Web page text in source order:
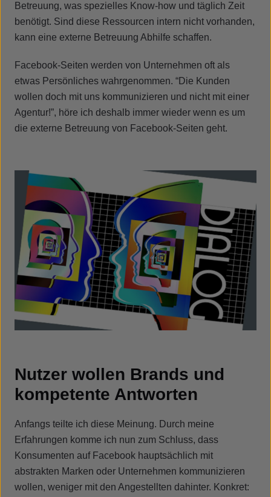
Betreuung, was spezielles Know-how und täglich Zeit
benötigt. Sind diese Ressourcen intern nicht vorhanden,
kann eine externe Betreuung Abhilfe schaffen.
Facebook-Seiten werden von Unternehmen oft als
etwas Persönliches wahrgenommen. “Die Kunden
wollen doch mit uns kommunizieren und nicht mit einer
Agentur!”, höre ich deshalb immer wieder wenn es um
die externe Betreuung von Facebook-Seiten geht.
Nutzer wollen Brands und
kompetente Antworten
Anfangs teilte ich diese Meinung. Durch meine
Erfahrungen komme ich nun zum Schluss, dass
Konsumenten auf Facebook hauptsächlich mit
abstrakten Marken oder Unternehmen kommunizieren
wollen, weniger mit den Angestellten dahinter. Konkret: